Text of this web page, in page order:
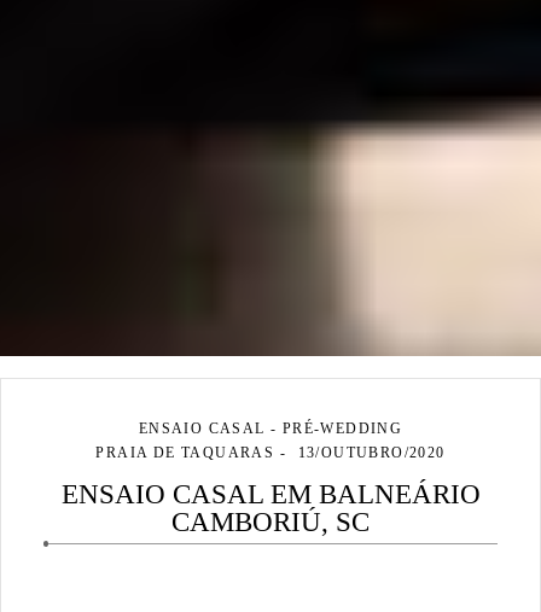
ENSAIO CASAL - PRÉ-WEDDING
PRAIA DE TAQUARAS
13/OUTUBRO/2020
ENSAIO CASAL EM BALNEÁRIO
CAMBORIÚ, SC